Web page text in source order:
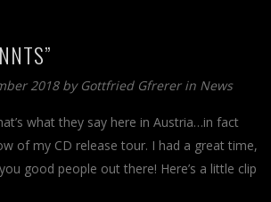
2018 by Gottfried Gfrerer in News
what they say here in Austria…in fact
of my CD release tour. I had a great time,
good people out there! Here’s a little clip